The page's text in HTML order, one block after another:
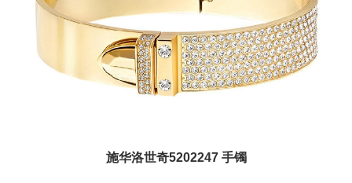
施华洛世奇5202247 手镯